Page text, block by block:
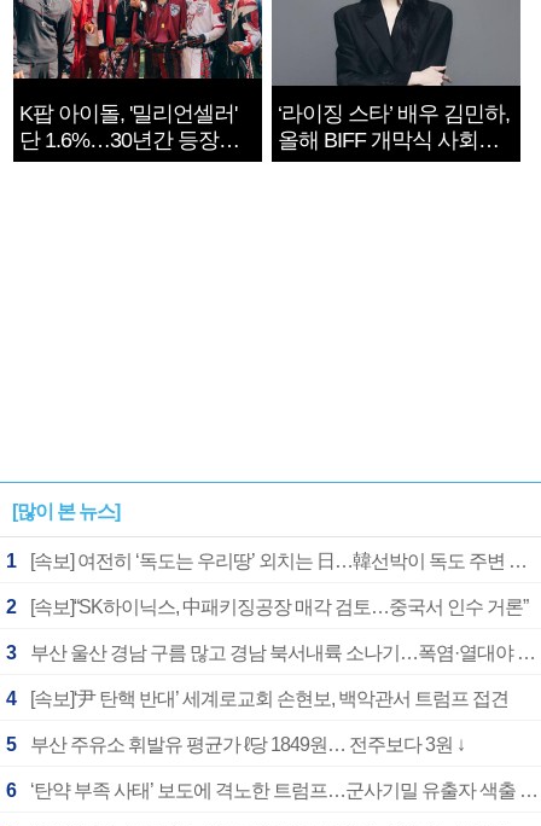
K팝 아이돌, '밀리언셀러'
단 1.6%…30년간 등장
1182개팀 전수조사
‘라이징 스타’ 배우 김민하,
올해 BIFF 개막식 사회자
확정
[많이 본 뉴스]
1 [속보] 여전히 ‘독도는 우리땅’ 외치는 日…韓선박이 독도 주변 해양조사 활동하자 반발
2 [속보]“SK하이닉스, 中패키징공장 매각 검토…중국서 인수 거론”
3 부산 울산 경남 구름 많고 경남 북서내륙 소나기…폭염·열대야 계속
4 [속보]‘尹 탄핵 반대’ 세계로교회 손현보, 백악관서 트럼프 접견
5 부산 주유소 휘발유 평균가 ℓ당 1849원… 전주보다 3원 ↓
6 ‘탄약 부족 사태’ 보도에 격노한 트럼프…군사기밀 유출자 색출 지시